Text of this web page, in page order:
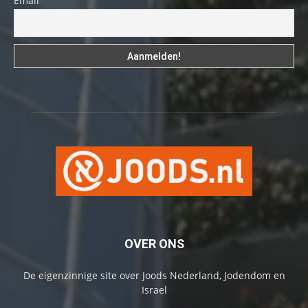
OVER ONS
De eigenzinnige site over Joods Nederland, Jodendom en
Israel